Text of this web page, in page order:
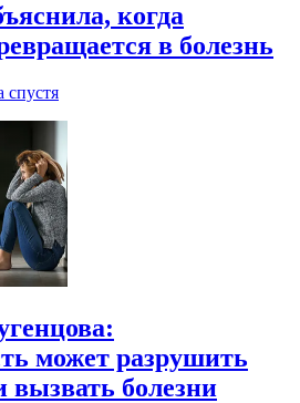
когда
в болезнь
спустя
может разрушить
болезни